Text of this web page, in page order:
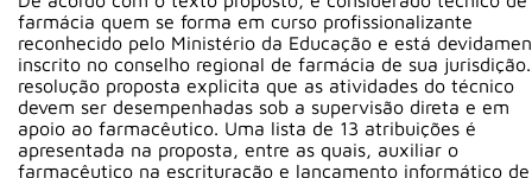
farmácia quem se forma em curso profissionalizante
reconhecido pelo Ministério da Educação e está
inscrito no conselho regional de farmácia de sua
resolução proposta explicita que as atividades do técnico
devem ser desempenhadas sob a supervisão direta e em
apoio ao farmacêutico. Uma lista de 13 atribuições é
apresentada na proposta, entre as quais, auxiliar o
farmacêutico na escrituração e lançamento informático de